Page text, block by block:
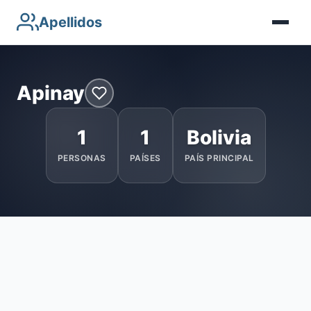
Apellidos
Apinay
1
PERSONAS
1
PAÍSES
Bolivia
PAÍS PRINCIPAL